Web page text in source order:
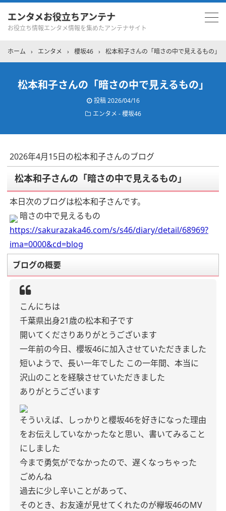
エンタメお役立ちアンテナ
お役立ち情報エンタメ情報を集めたアンテナサイト
ホーム › エンタメ › 櫻坂46 › 松本和子さんの「暗さの中で見えるもの」
松本和子さんの「暗さの中で見えるもの」
投稿2026/04/16
エンタメ - 櫻坂46
2026年4月15日の松本和子さんのブログ
松本和子さんの「暗さの中で見えるもの」
本日次のブログは松本和子さんです。
暗さの中で見えるもの
https://sakurazaka46.com/s/s46/diary/detail/68969?
ima=0000&cd=blog
ブログの概要
こんにちは
千葉県出身21歳の松本和子です
開いてくださりありがとうございます
一年前の今日、櫻坂46に加入させていただきました
短いようで、長い一年でした この一年間、本当に
沢山のことを経験させていただきました
ありがとうございます
そういえば、しっかりと櫻坂46を好きになった理由
をお伝えしていなかったなと思い、書いてみること
にしました
今まで勇気がでなかったので、遅くなっちゃった
ごめんね
過去に少し辛いことがあって、
そのとき、お友達が見せてくれたのが欅坂46のMV